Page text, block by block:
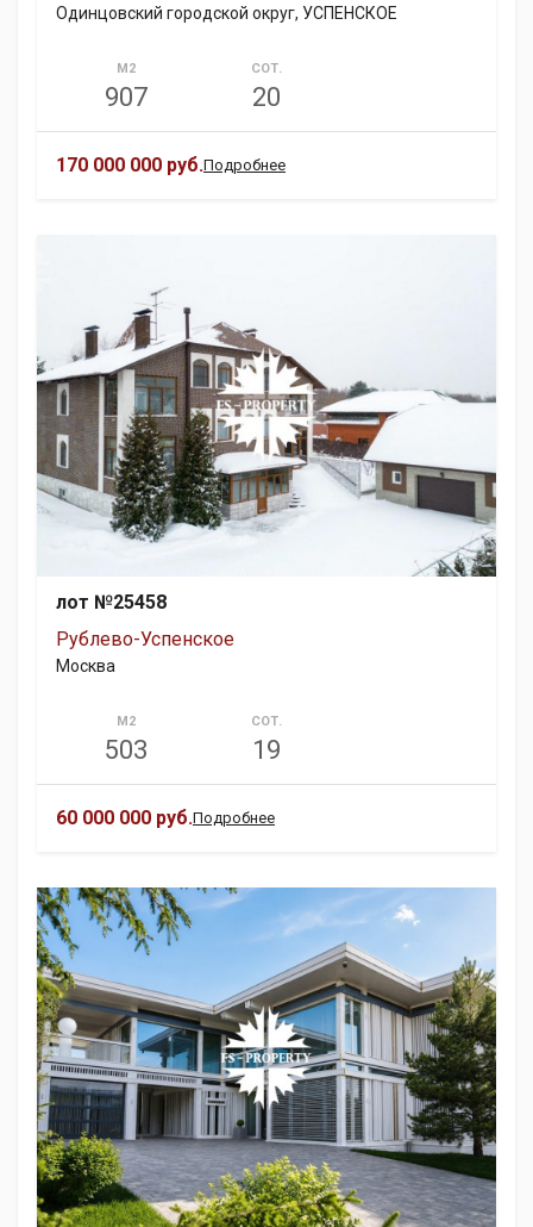
Одинцовский городской округ, УСПЕНСКОЕ
М2
907
СОТ.
20
170 000 000 руб.Подробнее
лот №25458
Рублево-Успенское
Москва
М2
503
СОТ.
19
60 000 000 руб.Подробнее